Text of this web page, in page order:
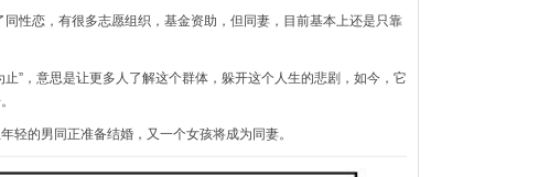
同性恋，有很多志愿组织，基金资助，但同妻，目前基本上还是只靠
”，意思是让更多人了解这个群体，躲开这个人生的悲剧，如今，它
轻的男同正准备结婚，又一个女孩将成为同妻。